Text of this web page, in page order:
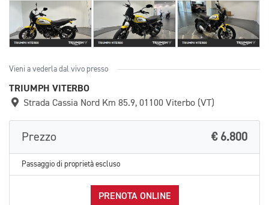
Vieni a vederla dal vivo presso
TRIUMPH VITERBO
Strada Cassia Nord Km 85.9, 01100 Viterbo (VT)
Prezzo € 6.800
Passaggio di proprietà escluso
PRENOTA ONLINE